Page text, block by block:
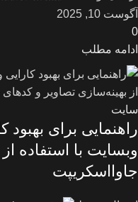
آگوست 10, 2025
0
ادامه مطلب
سایت
راهنمایی برای
وبسایت با استفاده
جاوااسکریپت